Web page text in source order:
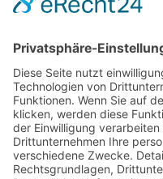
…und du kannst tanzen!
Tanzschule Seyler e.K.
Salztorstraße 14
34125 Kassel
Telefon:0561 56661